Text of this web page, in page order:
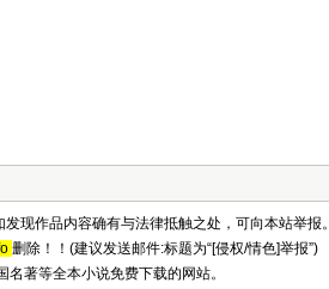
现作品内容确有与法律抵触之处，可向本站举报。
删除！！(建议发送邮件:标题为“[侵权/情色]举报”)
著等全本小说免费下载的网站。